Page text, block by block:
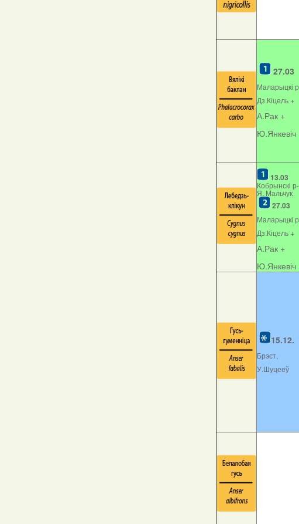
27.03
Маларыцкі
Дз.Кіцель +
А.Рак +
Ю.Янкевіч
13.03
Кобрынскі
Я. Мальчук
27.03
Маларыцкі
Дз.Кіцель +
А.Рак +
Ю.Янкевіч
15.12.
Брэст,
У.Шуцееў